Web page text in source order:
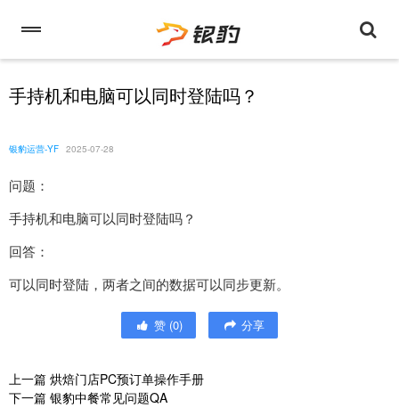
手持机和电脑可以同时登陆吗？
银豹运营-YF 2025-07-28
问题：
手持机和电脑可以同时登陆吗？
回答：
可以同时登陆，两者之间的数据可以同步更新。
赞 (0) 分享
上一篇 烘焙门店PC预订单操作手册
下一篇 银豹中餐常见问题QA